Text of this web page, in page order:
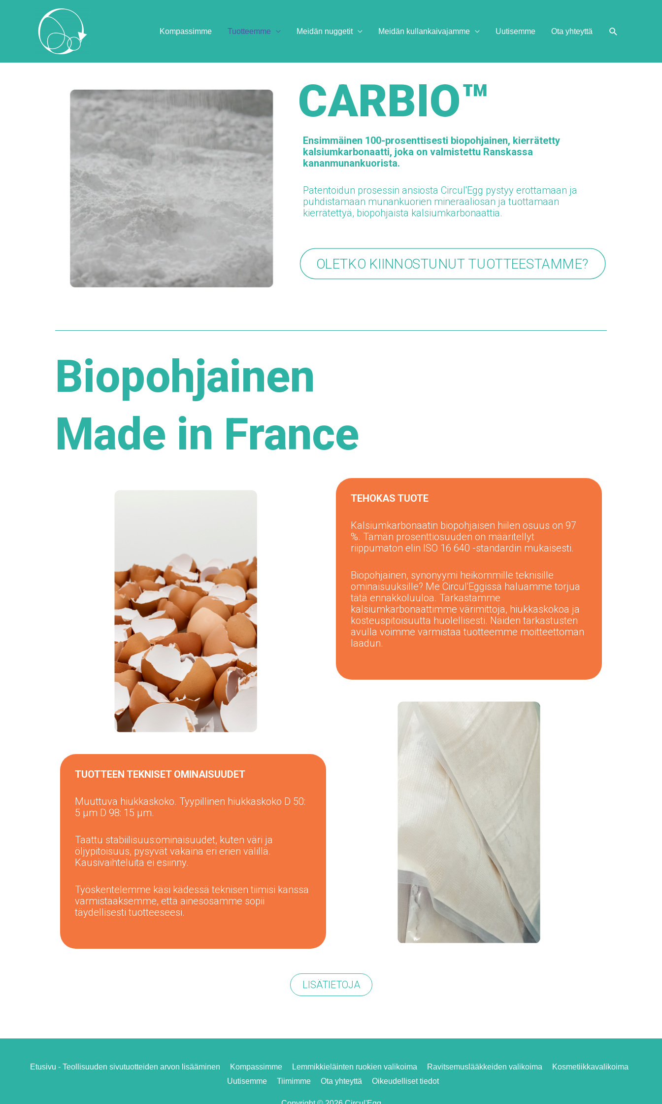
Kompassimme Tuotteemme Meidän nuggetit Meidän kullankaivajamme Uutisemme Ota yhteyttä
CARBIO™
Ensimmäinen 100-prosenttisesti biopohjainen, kierrätetty
kalsiumkarbonaatti, joka on valmistettu Ranskassa
kananmunankuorista.
Patentoidun prosessin ansiosta Circul'Egg pystyy erottamaan ja
puhdistamaan munankuorien mineraaliosan ja tuottamaan
kierrätettyä, biopohjaista kalsiumkarbonaattia.
OLETKO KIINNOSTUNUT TUOTTEESTAMME?
Biopohjainen
Made in France
TUOTTEEN TEKNISET OMINAISUUDET
Muuttuva hiukkaskoko. Tyypillinen hiukkaskoko D 50:
5 μm D 98: 15 μm.
Taattu stabiilisuus:ominaisuudet, kuten väri ja
öljypitoisuus, pysyvät vakaina eri erien välillä.
Kausivaihteluita ei esiinny.
Työskentelemme käsi kädessä teknisen tiimisi kanssa
varmistaaksemme, että ainesosamme sopii
täydellisesti tuotteeseesi.
TEHOKAS TUOTE
Kalsiumkarbonaatin biopohjaisen hiilen osuus on 97
%. Tämän prosenttiosuuden on määritellyt
riippumaton elin ISO 16 640 -standardin mukaisesti.
Biopohjainen, synonyymi heikommille teknisille
ominaisuuksille? Me Circul'Eggissä haluamme torjua
tätä ennakkoluuloa. Tarkastamme
kalsiumkarbonaattimme värimittoja, hiukkaskokoa ja
kosteuspitoisuutta huolellisesti. Näiden tarkastusten
avulla voimme varmistaa tuotteemme moitteettoman
laadun.
LISÄTIETOJA
Etusivu - Teollisuuden sivutuotteiden arvon lisääminen Kompassimme Lemmikkieläinten ruokien valikoima Ravitsemuslääkkeiden valikoima
Kosmetiikkavalikoima
Uutisemme
Tiimimme Ota yhteyttä Oikeudelliset tiedot